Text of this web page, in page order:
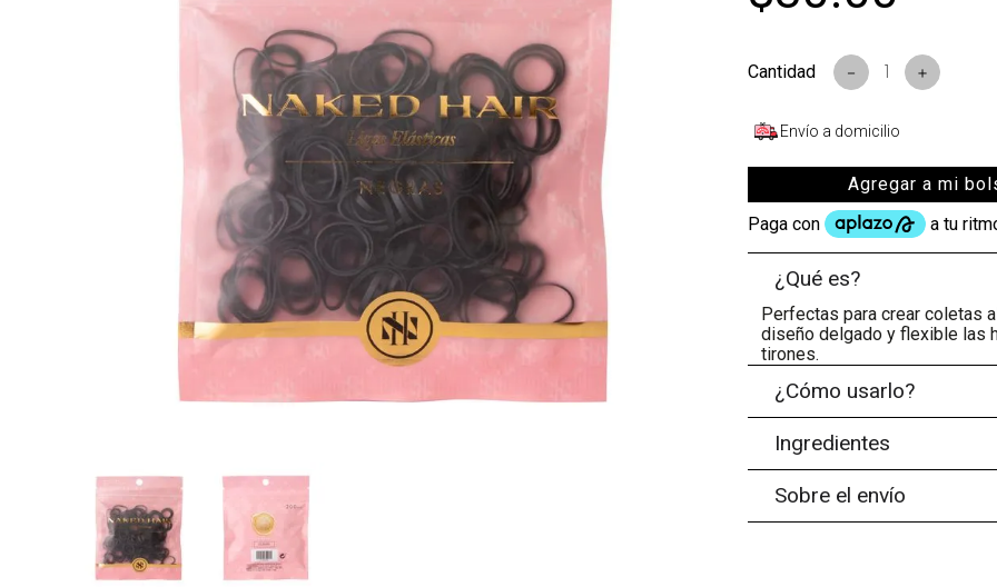
＋
－
Envío a domicilio
Agregar a mi
¿Qué es?
Perfectas para crear coletas
diseño delgado y flexible las
tirones.
¿Cómo usarlo?
Ingredientes
Sobre el envío
tocobo
protectores termicos
10 centella